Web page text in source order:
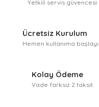
Gönder
Yetkili servis güvencesi
Ücretsiz Kurulum
Hemen kullanıma
Kolay Ödeme
Vade farksız 2 taksit